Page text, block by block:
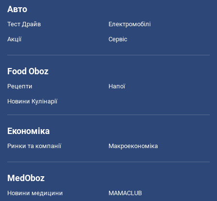
Авто
Тест Драйв Електромобілі
Акції Сервіс
Food Oboz
Рецепти Напої
Новини Кулінарії
Економіка
Ринки та компанії Макроекономіка
MedOboz
Новини медицини MAMACLUB